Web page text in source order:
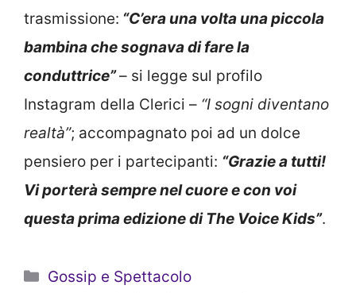
trasmissione: “C’era una volta una piccola
bambina che sognava di fare la
conduttrice”– si legge sul profilo
Instagram della Clerici – “I sogni diventano
realtà”; accompagnato poi ad un dolce
pensiero per i partecipanti: “Grazie a tutti!
Vi porterà sempre nel cuore e con voi
questa prima edizione di The Voice Kids”.
Categorie
Gossip e Spettacolo